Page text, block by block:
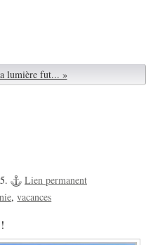
lumière fut... »
Lien permanent
vacances